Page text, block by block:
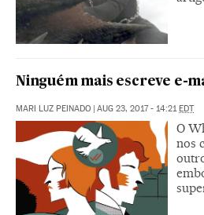
Ninguém mais escreve e-
MARI LUZ PEINADO | AUG 23, 2017 - 14:21EDT
O
nos